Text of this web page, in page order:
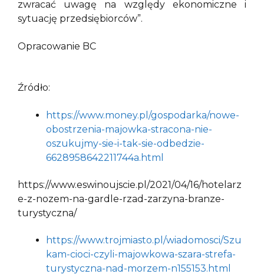
zwracać uwagę na względy ekonomiczne i
sytuację przedsiębiorców”.
Opracowanie BC
Źródło:
https://www.money.pl/gospodarka/nowe-
obostrzenia-majowka-stracona-nie-
oszukujmy-sie-i-tak-sie-odbedzie-
6628958642211744a.html
https://www.eswinoujscie.pl/2021/04/16/hotelarz
e-z-nozem-na-gardle-rzad-zarzyna-branze-
turystyczna/
https://www.trojmiasto.pl/wiadomosci/Szu
kam-cioci-czyli-majowkowa-szara-strefa-
turystyczna-nad-morzem-n155153.html